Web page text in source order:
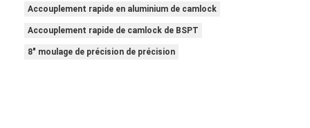
Accouplement rapide en aluminium de camlock
Accouplement rapide de camlock de BSPT
8" moulage de précision de précision